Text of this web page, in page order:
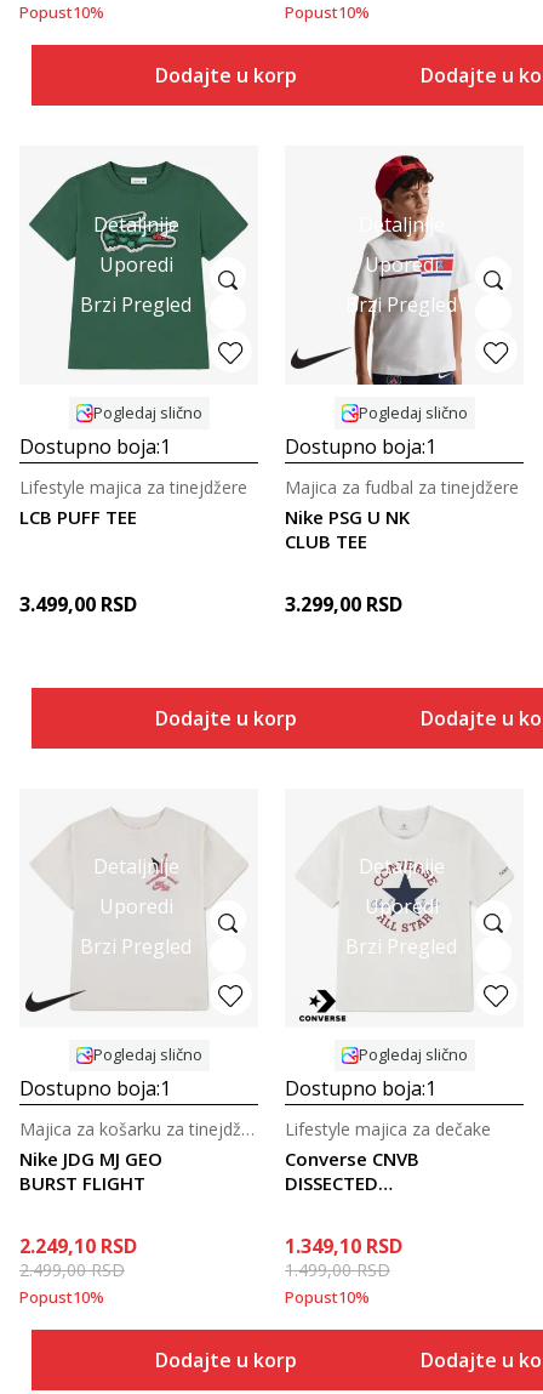
Popust10%
Dodajte u korpu
Popust10%
Dodajte u
Detaljnije
Uporedi
Brzi Pregled
Pogledaj slično
Dostupno boja:1
LCB PUFF TEE
Lifestyle majica za tinejdžere
3.499,00 RSD
Dodajte u korpu
Detaljnije
Uporedi
Brzi Pregled
Pogledaj slično
Dostupno boja:1
Nike PSG U NK
CLUB TEE
Majica za fudbal za tinejdžere
3.299,00 RSD
Dodajte u
Detaljnije
Uporedi
Brzi Pregled
Pogledaj slično
Dostupno boja:1
Nike JDG MJ GEO
BURST FLIGHT
Majica za košarku za tinejdžerke
2.249,10 RSD
2.499,00RSD
Popust10%
Dodajte u korpu
Detaljnije
Uporedi
Brzi Pregled
Pogledaj slično
Dostupno boja:1
Converse CNVB
DISSECTED
Lifestyle majica za dečake
1.349,10 RSD
1.499,00RSD
Popust10%
Dodajte u